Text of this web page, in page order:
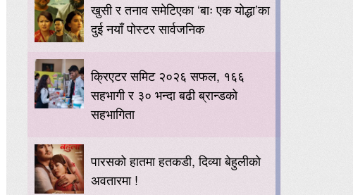
खुसी र तनाव समेटिएका ‘बाः एक योद्धा’का
दुई नयाँ पोस्टर सार्वजनिक
क्रिएटर समिट २०२६ सफल, १६६
सहभागी र ३० भन्दा बढी ब्रान्डको
सहभागिता
पारसको हातमा हतकडी, दिव्या बेहुलीको
अवतारमा !